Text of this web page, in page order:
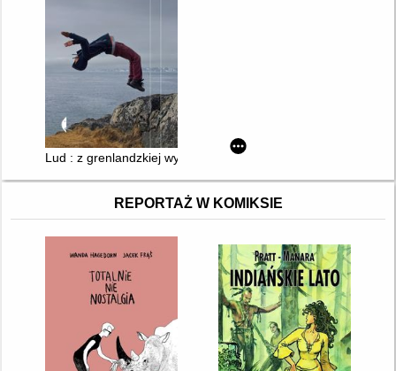
Lud : z grenlandzkiej wyspy
REPORTAŻ W KOMIKSIE